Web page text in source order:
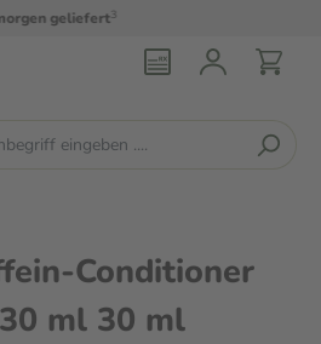
bestellt,morgen geliefert
Conditioner
ml 30 ml